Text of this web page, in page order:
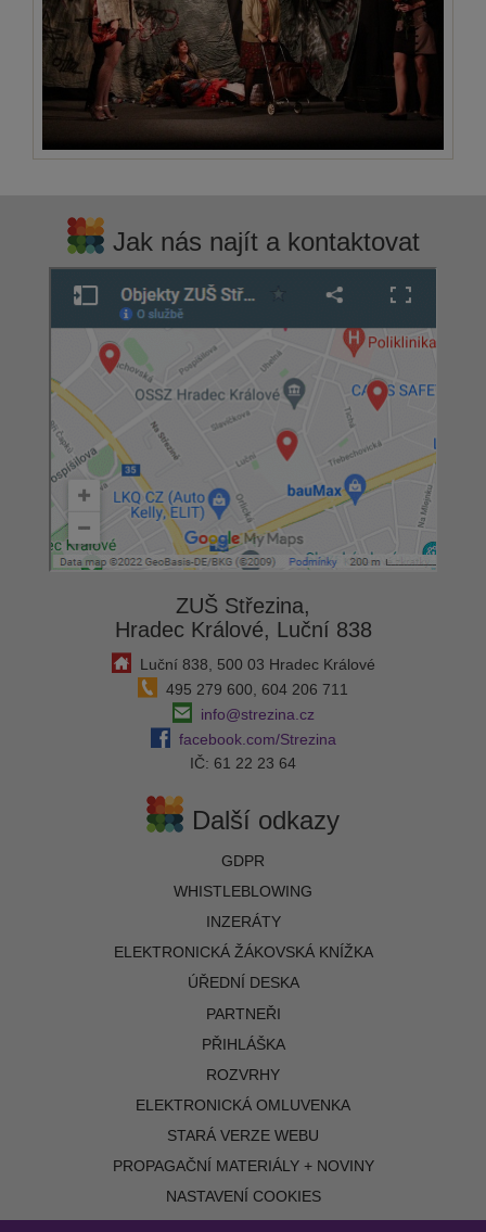
Jak nás najít a kontaktovat
ZUŠ Střezina,
Hradec Králové, Luční 838
Luční 838, 500 03 Hradec Králové
495 279 600, 604 206 711
info@strezina.cz
facebook.com/Strezina
IČ: 61 22 23 64
Další odkazy
GDPR
WHISTLEBLOWING
INZERÁTY
ELEKTRONICKÁ ŽÁKOVSKÁ KNÍŽKA
ÚŘEDNÍ DESKA
PARTNEŘI
PŘIHLÁŠKA
ROZVRHY
ELEKTRONICKÁ OMLUVENKA
STARÁ VERZE WEBU
PROPAGAČNÍ MATERIÁLY + NOVINY
NASTAVENÍ COOKIES